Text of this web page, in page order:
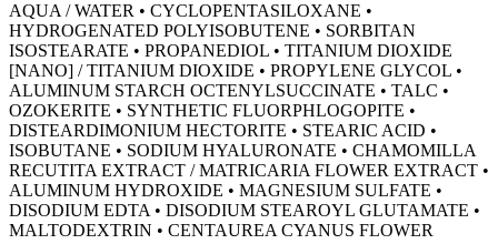
AQUA / WATER • CYCLOPENTASILOXANE •
HYDROGENATED POLYISOBUTENE • SORBITAN
ISOSTEARATE • PROPANEDIOL • TITANIUM DIOXIDE
[NANO] / TITANIUM DIOXIDE • PROPYLENE GLYCOL •
ALUMINUM STARCH OCTENYLSUCCINATE • TALC •
OZOKERITE • SYNTHETIC FLUORPHLOGOPITE •
DISTEARDIMONIUM HECTORITE • STEARIC ACID •
ISOBUTANE • SODIUM HYALURONATE • CHAMOMILLA
RECUTITA EXTRACT / MATRICARIA FLOWER EXTRACT •
ALUMINUM HYDROXIDE • MAGNESIUM SULFATE •
DISODIUM EDTA • DISODIUM STEAROYL GLUTAMATE •
MALTODEXTRIN • CENTAUREA CYANUS FLOWER